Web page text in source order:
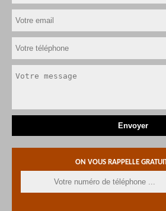
ON VOUS RAPPELLE